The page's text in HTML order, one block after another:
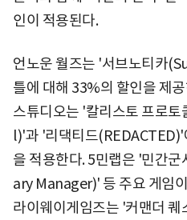
인이 적용된다.
언노운 월즈는 '서브노티카
틀에 대해 33%의 할인을 제
스튜디오는 '칼리스토 프로
l)'과 '리댁티드
을 적용한다. 5민랩은 '민간
ary Manager)' 등 주요 게임
라이웨이게임즈는 '커맨더